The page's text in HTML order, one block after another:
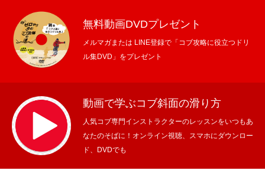
無料動画DVDプレゼント
メルマガまたは LINE登録で「コブ攻略に役立つドリ
ル集DVD」をプレゼント
動画で学ぶコブ斜面の滑り方
人気コブ専門インストラクターのレッスンをいつもあ
なたのそばに！オンライン視聴、スマホにダウンロー
ド、DVDでも